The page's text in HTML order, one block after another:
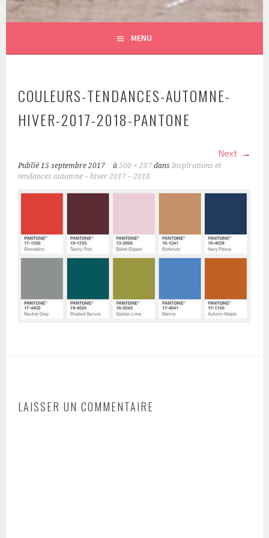
MENU
COULEURS-TENDANCES-AUTOMNE-
HIVER-2017-2018-PANTONE
Next
Publié15 septembre 2017 à500 × 287 dansInspirations et
tendances automne – hiver 2017 – 2018
LAISSER UN COMMENTAIRE